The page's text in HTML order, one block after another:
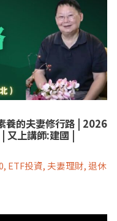
養的夫妻修行路 | 2026
上講師:建國 |
, ETF投資, 夫妻理財,退休